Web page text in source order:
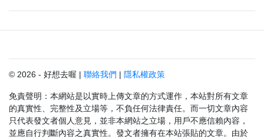
© 2026 - 好想去喔 | 聯絡我們 | 隱私權政策
免責聲明：本網站是以實時上傳文章的方式運作，本站對所有文章
的真實性、完整性及立場等，不負任何法律責任。而一切文章內容
只代表發文者個人意見，並非本網站之立場，用戶不應信賴內容，
並應自行判斷內容之真實性。發文者擁有在本站張貼的文章。由於